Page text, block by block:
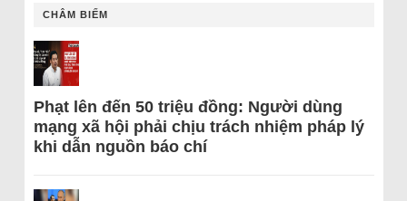
CHÂM BIẾM
Phạt lên đến 50 triệu đồng: Người dùng
mạng xã hội phải chịu trách nhiệm pháp lý
khi dẫn nguồn báo chí